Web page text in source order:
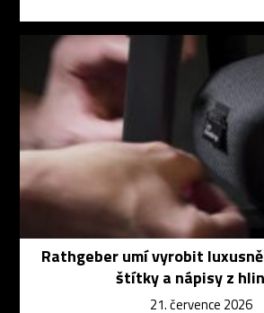
Rathgeber umí vyrobit
štítky a nápisy z
21. července 2026